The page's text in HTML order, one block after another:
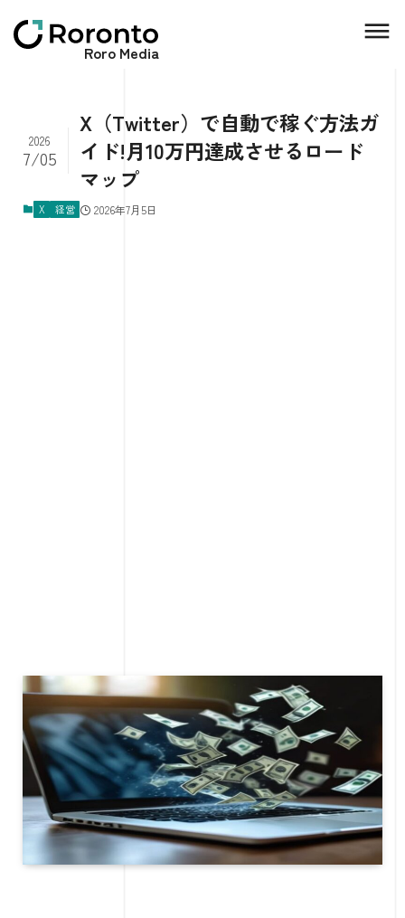
Roro Media
X（Twitter）で自動で稼ぐ方法ガ
イド!月10万円達成させるロード
マップ
2026
7/05
X 経営 2026年7月5日